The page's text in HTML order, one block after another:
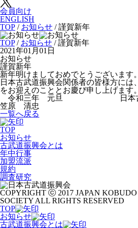
会員向け
ENGLISH
TOP / お知らせ /謹賀新年
TOP/ お知らせ / 謹賀新年
2021年01月01日
お知らせ
謹賀新年
新年明けましておめでとうございます。
日本古武道振興会関係者の皆様方には
をお迎えのこととお慶び申し上げます。
令和三年 元旦 日本古武
笠原 清忠
一覧へ戻る
TOP
お知らせ
古武道振興会とは
年中行事
加盟流派
規約
調査研究
COPYRIGHT ⓒ 2017 JAPAN
SOCIETY ALL RIGHTS RESERVED
TOP
お知らせ
古武道振興会とは